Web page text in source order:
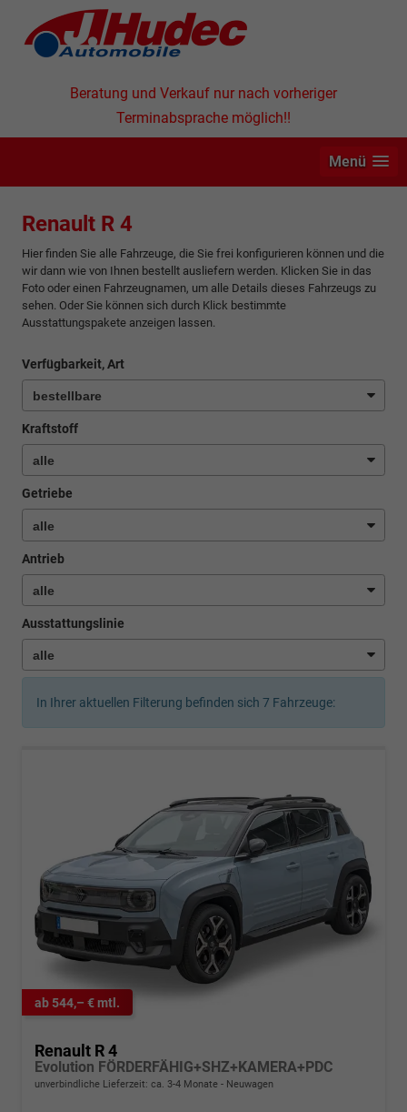
Beratung und Verkauf nur nach vorheriger
Terminabsprache möglich!!
Menü
Renault R 4
Hier finden Sie alle Fahrzeuge, die Sie frei konfigurieren können und die
wir dann wie von Ihnen bestellt ausliefern werden. Klicken Sie in das
Foto oder einen Fahrzeugnamen, um alle Details dieses Fahrzeugs zu
sehen. Oder Sie können sich durch Klick bestimmte
Ausstattungspakete anzeigen lassen.
Verfügbarkeit, Art
Kraftstoff
Getriebe
Antrieb
Ausstattungslinie
In Ihrer aktuellen Filterung befinden sich 7 Fahrzeuge:
ab 544,– € mtl.
Renault R 4
Evolution FÖRDERFÄHIG+SHZ+KAMERA+PDC
unverbindliche Lieferzeit: ca. 3-4 Monate Neuwagen